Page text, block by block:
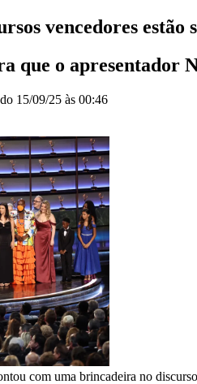
vencedores estão
que o apresentador
15/09/25 às 00:46
com uma brincadeira no